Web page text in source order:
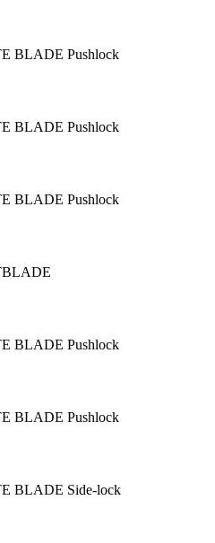
BLADE Pushlock
BLADE Pushlock
BLADE Pushlock
BLADE Pushlock
BLADE Pushlock
BLADE Side-lock